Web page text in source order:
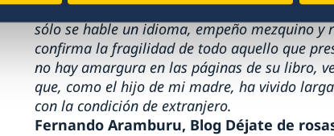
Otros se obsesionan por imponer en un
sólo se hable un idioma, empeño mezquino
confirma la fragilidad de todo aquello que
no hay amargura en las páginas de su libro,
que, como el hijo de mi madre, ha vivido
con la condición de extranjero.
Fernando Aramburu, Blog Déjate de